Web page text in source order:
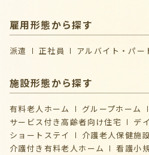
雇用形態から探す
派遣 正社員 アルバイト・パー
施設形態から探す
有料老人ホーム グループホーム
サービス付き高齢者向け住宅
デ
ショートステイ
介護⽼⼈保健施
介護付き有料老人ホーム
看護小